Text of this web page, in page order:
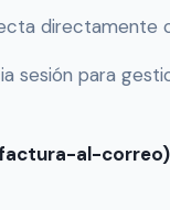
directamente
sesión para
al-